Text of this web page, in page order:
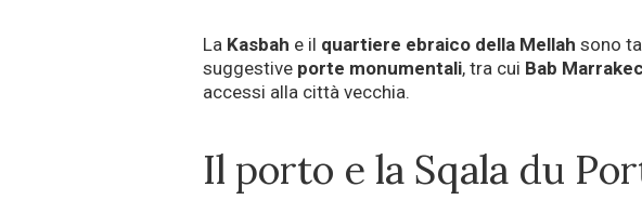
La Kasbah e il quartiere ebraico della Mellah sono
suggestive porte monumentali, tra cui Bab
accessi alla città vecchia.
Il porto e la Sqala du